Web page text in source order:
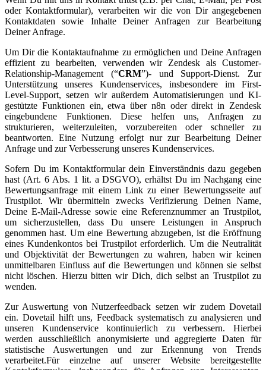
oder Kontaktformular), verarbeiten wir die von Dir angegebenen
Kontaktdaten sowie Inhalte Deiner Anfragen zur Bearbeitung
Deiner Anfrage.
Um Dir die Kontaktaufnahme zu ermöglichen und Deine Anfragen
effizient zu bearbeiten, verwenden wir Zendesk als Customer-
Relationship-Management (“CRM”)- und Support-Dienst. Zur
Unterstützung unseres Kundenservices, insbesondere im First-
Level-Support, setzen wir außerdem Automatisierungen und KI-
gestützte Funktionen ein, etwa über n8n oder direkt in Zendesk
eingebundene Funktionen. Diese helfen uns, Anfragen zu
strukturieren, weiterzuleiten, vorzubereiten oder schneller zu
beantworten. Eine Nutzung erfolgt nur zur Bearbeitung Deiner
Anfrage und zur Verbesserung unseres Kundenservices.
Sofern Du im Kontaktformular dein Einverständnis dazu gegeben
hast (Art. 6 Abs. 1 lit. a DSGVO), erhältst Du im Nachgang eine
Bewertungsanfrage mit einem Link zu einer Bewertungsseite auf
Trustpilot. Wir übermitteln zwecks Verifizierung Deinen Name,
Deine E-Mail-Adresse sowie eine Referenznummer an Trustpilot,
um sicherzustellen, dass Du unsere Leistungen in Anspruch
genommen hast. Um eine Bewertung abzugeben, ist die Eröffnung
eines Kundenkontos bei Trustpilot erforderlich. Um die Neutralität
und Objektivität der Bewertungen zu wahren, haben wir keinen
unmittelbaren Einfluss auf die Bewertungen und können sie selbst
nicht löschen. Hierzu bitten wir Dich, dich selbst an Trustpilot zu
wenden.
Zur Auswertung von Nutzerfeedback setzen wir zudem Dovetail
ein. Dovetail hilft uns, Feedback systematisch zu analysieren und
unseren Kundenservice kontinuierlich zu verbessern. Hierbei
werden ausschließlich anonymisierte und aggregierte Daten für
statistische Auswertungen und zur Erkennung von Trends
verarbeitet.Für einzelne auf unserer Website bereitgestellte